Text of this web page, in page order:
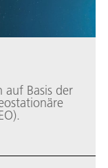
auf Basis der